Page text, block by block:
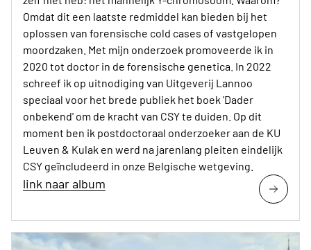
Omdat dit een laatste redmiddel kan bieden bij het
oplossen van forensische cold cases of vastgelopen
moordzaken. Met mijn onderzoek promoveerde ik in
2020 tot doctor in de forensische genetica. In 2022
schreef ik op uitnodiging van Uitgeverij Lannoo
speciaal voor het brede publiek het boek 'Dader
onbekend' om de kracht van CSY te duiden. Op dit
moment ben ik postdoctoraal onderzoeker aan de KU
Leuven & Kulak en werd na jarenlang pleiten eindelijk
CSY geïncludeerd in onze Belgische wetgeving.
link naar album